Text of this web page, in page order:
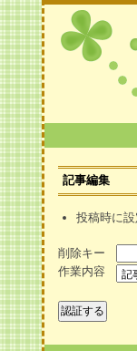
記事編集
投稿時に設
削除キー
作業内容